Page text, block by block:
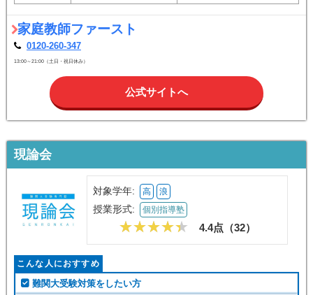
家庭教師ファースト
0120-260-347
13:00～21:00（土日・祝日休み）
公式サイトへ
現論会
対象学年: 高 浪
授業形式: 個別指導塾
4.4点（32）
こんな人におすすめ
難関大受験対策をしたい方